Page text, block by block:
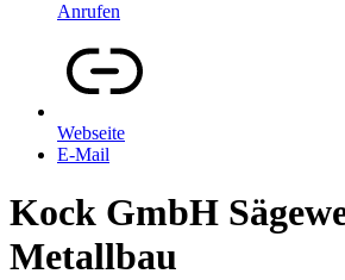
Anrufen
Webseite
E-Mail
Kock GmbH
Metallbau